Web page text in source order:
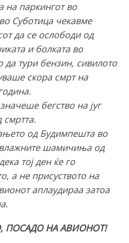
на паркингот во
Суботица чекавме
да се ослободи од
и болката во
да тури бензин, сивилото
скора смрт на
бегство на југ
од Будимпешта во
шамичиња од
тој ден ќе го
а не присуството на
аплаудираа затоа
ПОСАДО НА АВИОНОТ!